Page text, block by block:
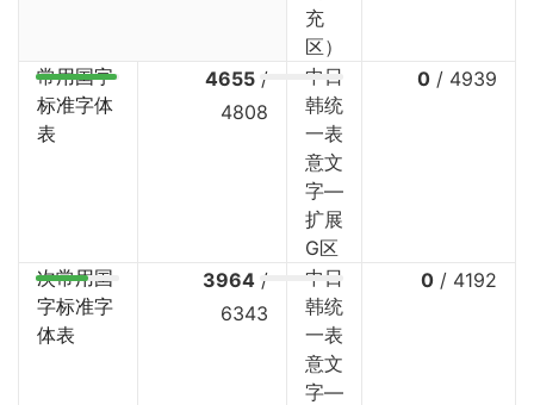
充
区）
常用国字
标准字体
表
4655 /
4808
中日
韩统
一表
意文
字—
扩展
G区
0 / 4939
次常用国
字标准字
体表
3964 /
6343
中日
韩统
一表
意文
字—
0 / 4192